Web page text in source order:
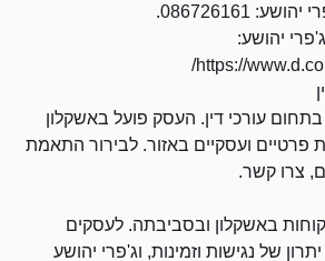
086726161.
יהושע:
https://
עורכי דין. העסק פועל באשקלון
פרטיים ועסקיים באזור. לבירור התאמת
צרו קשר.
באשקלון ובסביבתה. לעסקים
של נגישות וזמינות, וג'פרי יהושע